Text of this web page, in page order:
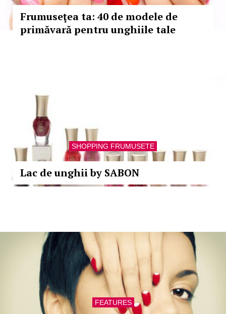
Frumuseţea ta: 40 de modele de
primăvară pentru unghiile tale
SHOPPING FRUMUSETE
Lac de unghii by SABON
FEATURES